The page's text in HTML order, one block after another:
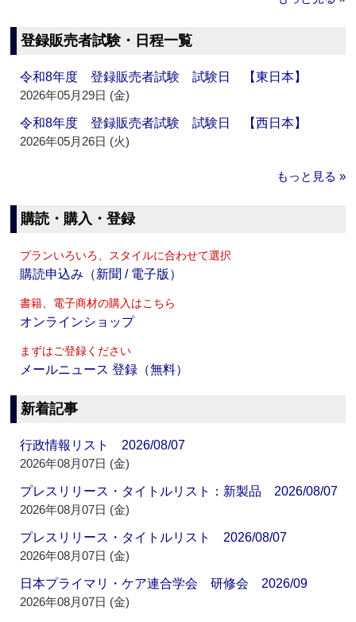
登録販売者試験・日程一覧
令和8年度 登録販売者試験 試験日 【東日本】
2026年05月29日 (金)
令和8年度 登録販売者試験 試験日 【西日本】
2026年05月26日 (火)
もっと見る »
購読・購入・登録
プランいろいろ、スタイルに合わせて選択
購読申込み（新聞 / 電子版）
書籍、電子商材の購入はこちら
オンラインショップ
まずはご登録ください
メールニュース 登録（無料）
新着記事
行政情報リスト 2026/08/07
2026年08月07日 (金)
プレスリリース・タイトルリスト：新製品 2026/08/07
2026年08月07日 (金)
プレスリリース・タイトルリスト 2026/08/07
2026年08月07日 (金)
日本プライマリ・ケア連合学会 研修会 2026/09
2026年08月07日 (金)